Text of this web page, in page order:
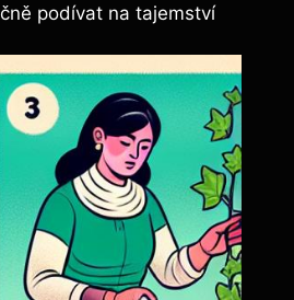
podívat na tajemství